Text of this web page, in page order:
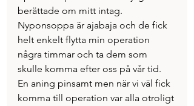
berättade om mitt intag.
Nyponsoppa är ajabaja och de fick
helt enkelt flytta min operation
några timmar och ta dem som
skulle komma efter oss på vår tid.
En aning pinsamt men när vi väl fick
komma till operation var alla otroligt